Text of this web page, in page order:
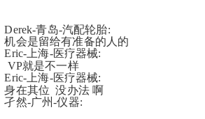
Derek-青岛-汽配轮胎:
机会是留给有准备的人的
Eric-上海-医疗器械:
VP就是不一样
Eric-上海-医疗器械:
身在其位  没办法 啊
孑然-广州-仪器: